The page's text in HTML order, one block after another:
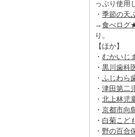
っぷり使用
・ 季節の天
→食べログ
り。
【ほか】
・ むかいじ
・ 黒川歯科
・ ふじわら
・ 津田第二
・ 北上林児
・ 京都市向
・ 白菊こど
・ 野の百合